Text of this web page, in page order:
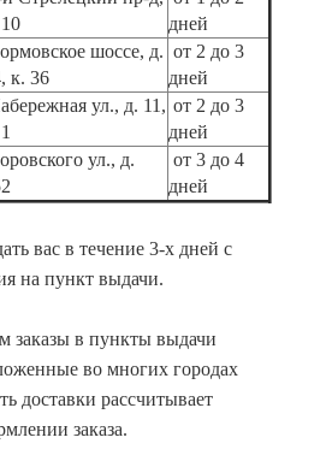
дней
шоссе, д.
к. 36
от 2 до 3
дней
ул., д. 11, от 2 до 3
дней
ул., д.
от 3 до 4
дней
вас в течение 3-х дней с
на пункт выдачи.
заказы в пункты выдачи
во многих городах
доставки рассчитывает
заказа.